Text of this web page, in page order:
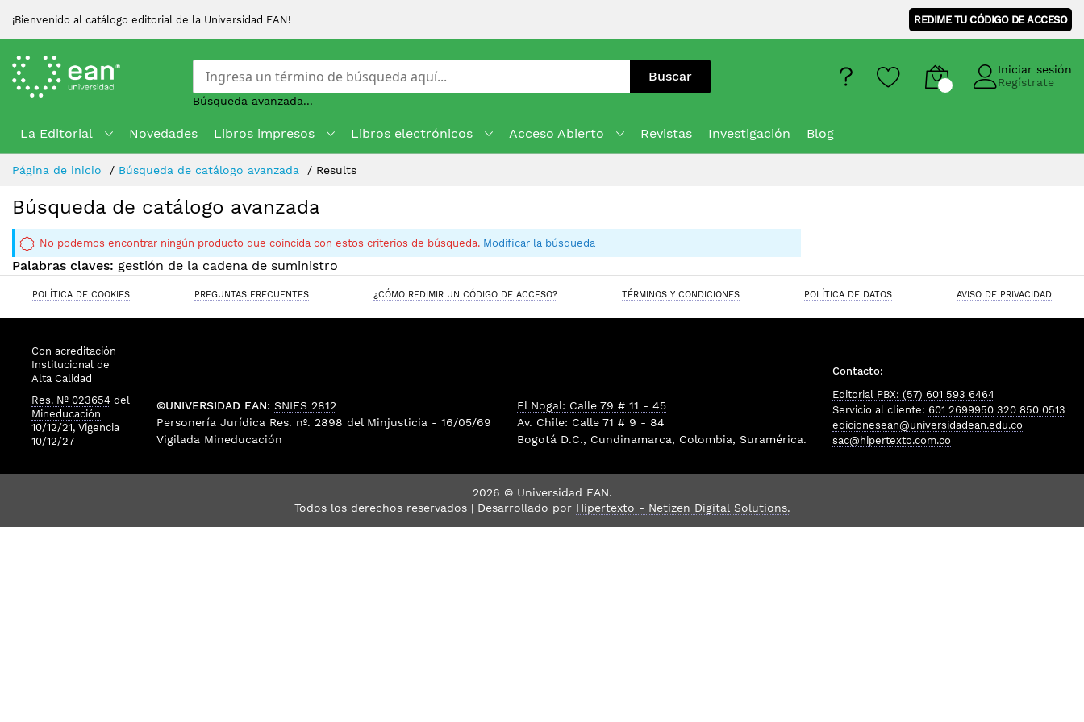
¡Bienvenido al catálogo editorial de la Universidad EAN! REDIME TU CÓDIGO DE ACCESO
Buscar
Búsqueda avanzada...
Iniciar sesión
Regístrate
La Editorial Novedades Libros impresos Libros electrónicos Acceso Abierto Revistas Investigación
Blog
Skip
Content
Página de inicio Búsqueda de catálogo avanzada Results
Búsqueda de catálogo avanzada
No podemos encontrar ningún producto que coincida con estos criterios de búsqueda. Modificar la búsqueda
Palabras claves: gestión de la cadena de suministro
POLÍTICA DE COOKIES PREGUNTAS FRECUENTES ¿CÓMO REDIMIR UN CÓDIGO DE ACCESO? TÉRMINOS Y CONDICIONES POLÍTICA DE DATOS AVISO DE PRIVACIDAD
Con acreditación
Institucional de
Alta Calidad
Res. Nº 023654 del
Mineducación
10/12/21, Vigencia
10/12/27
©UNIVERSIDAD EAN: SNIES 2812
Personería Jurídica Res. nº. 2898 del Minjusticia - 16/05/69
Vigilada Mineducación
El Nogal: Calle 79 # 11 - 45
Av. Chile: Calle 71 # 9 - 84
Bogotá D.C., Cundinamarca, Colombia, Suramérica.
Contacto:
Editorial PBX: (57) 601 593 6464
Servicio al cliente: 601 2699950 320 850 0513
edicionesean@universidadean.edu.co
sac@hipertexto.com.co
2026 © Universidad EAN.
Todos los derechos reservados | Desarrollado por Hipertexto - Netizen Digital Solutions.